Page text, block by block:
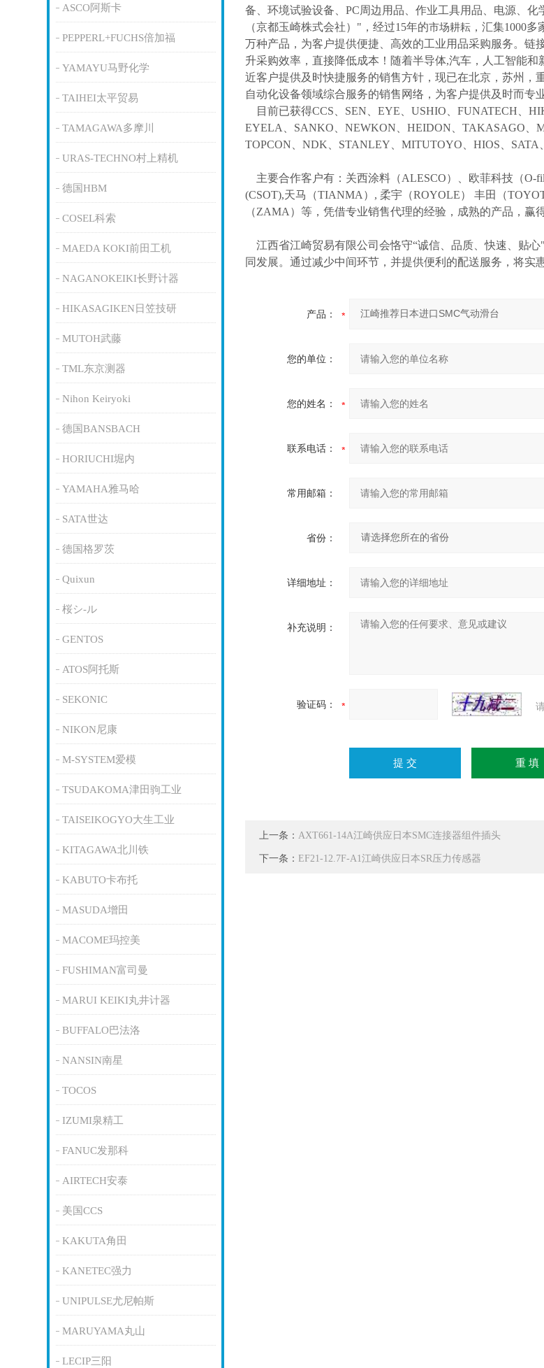
ASCO阿斯卡
PEPPERL+FUCHS倍加福
YAMAYU马野化学
TAIHEI太平贸易
TAMAGAWA多摩川
URAS-TECHNO村上精机
德国HBM
COSEL科索
MAEDA KOKI前田工机
NAGANOKEIKI长野计器
HIKASAGIKEN日笠技研
MUTOH武藤
TML东京测器
Nihon Keiryoki
德国BANSBACH
HORIUCHI堀内
YAMAHA雅马哈
SATA世达
德国格罗茨
Quixun
桜シ-ル
GENTOS
ATOS阿托斯
SEKONIC
NIKON尼康
M-SYSTEM爱模
TSUDAKOMA津田驹工业
TAISEIKOGYO大生工业
KITAGAWA北川铁
KABUTO卡布托
MASUDA增田
MACOME玛控美
FUSHIMAN富司曼
MARUI KEIKI丸井计器
BUFFALO巴法洛
NANSIN南星
TOCOS
IZUMI泉精工
FANUC发那科
AIRTECH安泰
美国CCS
KAKUTA角田
KANETEC强力
UNIPULSE尤尼帕斯
MARUYAMA丸山
LECIP三阳
备、环境试验设备、PC周边用品、作业工具用品、电源、
（京都玉崎株式会社）"，经过15年的市场耕耘 ，汇集1000多
万种产品，为客户提供便捷、高效的工业用品采购服务。链
升采购效率，直接降低成本！随着半导体,汽车，人工智能和
近客户提供及时快捷服务的销售方针，现已在北京，苏州，
自动化设备领域综合服务的销售网络，为客户提供及时而专
目前已获得CCS、SEN、EYE、USHIO、FUNATECH、
EYELA、SANKO、NEWKON、HEIDON、TAKASAGO、
TOPCON、NDK、STANLEY、MITUTOYO、HIOS、
主要合作客户有：关西涂料（ALESCO）、欧菲科技（O-
(CSOT),天马（TIANMA）, 柔宇（ROYOLE） 丰田（
（ZAMA）等，凭借专业销售代理的经验，成熟的产品，
江西省江崎贸易有限公司会恪守“诚信、品质、快速、贴
同发展。通过减少中间环节，并提供便利的配送服务，将实
产品：
您的单位：
您的姓名：
联系电话：
常用邮箱：
省份：
详细地址：
补充说明：
验证码：
上一条： AXT661-14A江崎供应日本SMC连接器组件插头
下一条： EF21-12.7F-A1江崎供应日本SR压力传感器